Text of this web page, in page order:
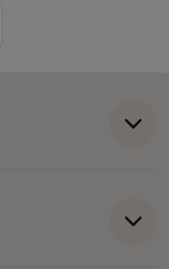
side